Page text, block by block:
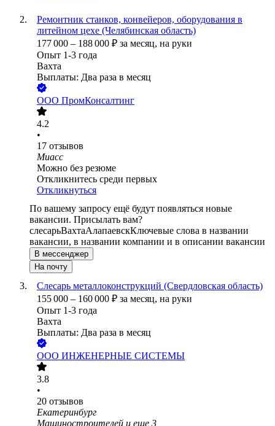
Ремонтник станков, конвейеров, оборудования в
литейном цехе (Челябинская область)
177 000 – 188 000 ₽ за месяц, на руки
Опыт 1-3 года
Вахта
Выплаты: Два раза в месяц
ООО ПромКонсалтинг
4.2
•
17 отзывов
Миасс
Можно без резюме
Откликнитесь среди первых
Откликнуться
По вашему запросу ещё будут появляться новые
вакансии. Присылать вам?
слесарьВахтаАлапаевскКлючевые слова в названии
вакансии, в названии компании и в описании вакансии
В мессенджер
На почту
Слесарь металлоконструкций (Свердловская область)
155 000 – 160 000 ₽ за месяц, на руки
Опыт 1-3 года
Вахта
Выплаты: Два раза в месяц
ООО ИНЖЕНЕРНЫЕ СИСТЕМЫ
3.8
•
20 отзывов
Екатеринбург
Машиностроителей и еще 3